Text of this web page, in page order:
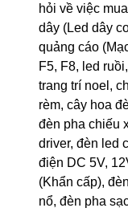
hỏi về việc
dây (Led dây
quảng cáo
F5, F8, led
trang trí noel,
rèm, cây hoa
đèn pha chiếu
driver, đèn led
điện DC 5V,
(Khẩn cấp),
nổ, đèn pha